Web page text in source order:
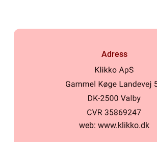
Adress
web: www.klikko.dk